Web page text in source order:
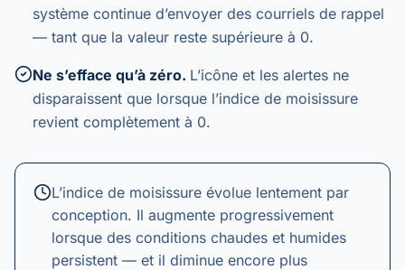
système continue d’envoyer des courriels de rappel
— tant que la valeur reste supérieure à 0.
Ne s’efface qu’à zéro. L’icône et les alertes ne
disparaissent que lorsque l’indice de moisissure
revient complètement à 0.
L’indice de moisissure évolue lentement par
conception. Il augmente progressivement
lorsque des conditions chaudes et humides
persistent — et il diminue encore plus